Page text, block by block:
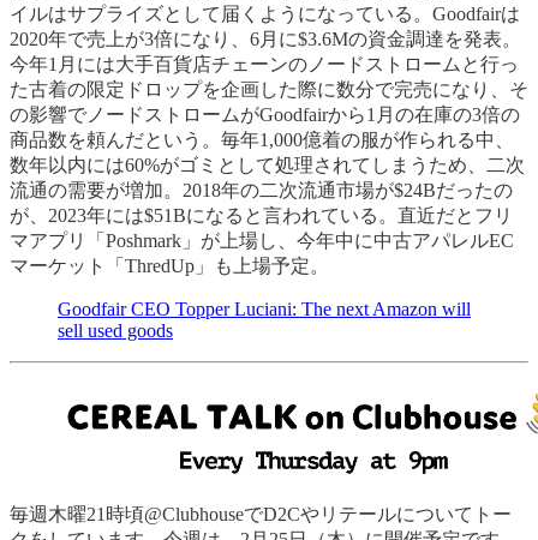
イルはサプライズとして届くようになっている。Goodfairは
2020年で売上が3倍になり、6月に$3.6Mの資金調達を発表。
今年1月には大手百貨店チェーンのノードストロームと行っ
た古着の限定ドロップを企画した際に数分で完売になり、そ
の影響でノードストロームがGoodfairから1月の在庫の3倍の
商品数を頼んだという。毎年1,000億着の服が作られる中、
数年以内には60%がゴミとして処理されてしまうため、二次
流通の需要が増加。2018年の二次流通市場が$24Bだったの
が、2023年には$51Bになると言われている。直近だとフリ
マアプリ「Poshmark」が上場し、今年中に中古アパレルEC
マーケット「ThredUp」も上場予定。
Goodfair CEO Topper Luciani: The next Amazon will
sell used goods
毎週木曜21時頃@ClubhouseでD2Cやリテールについてトー